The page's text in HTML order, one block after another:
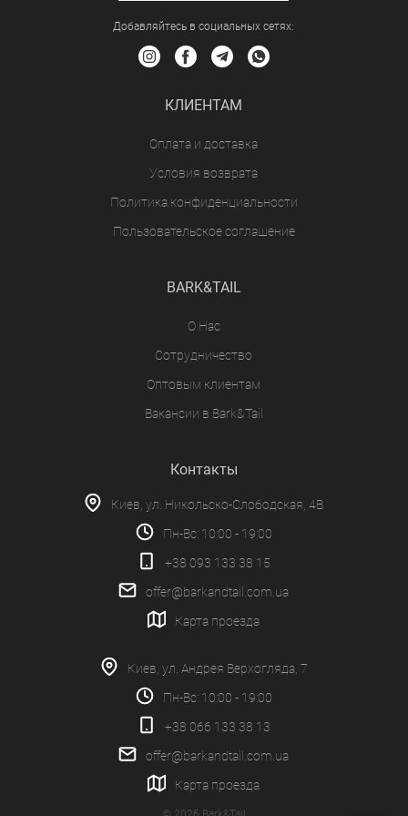
Добавляйтесь в социальных сетяx:
КЛИЕНТАМ
Оплата и доставка
Условия возврата
Политика конфиденциальности
Пользовательское соглашение
BARK&TAIL
О Нас
Сотрудничество
Оптовым клиентам
Вакансии в Bark&Tail
Контакты
Киев, ул. Никольско-Слободская, 4В
Пн-Вс: 10:00 - 19:00
+38 093 133 38 15
offer@barkandtail.com.ua
Карта проезда
Киев, ул. Андрея Верхогляда, 7
Пн-Вс: 10:00 - 19:00
+38 066 133 38 13
offer@barkandtail.com.ua
Карта проезда